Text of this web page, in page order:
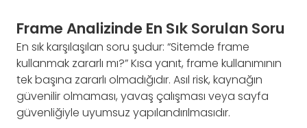
Frame Analizinde En Sık Sorulan Soru
En sık karşılaşılan soru şudur: “Sitemde frame
kullanmak zararlı mı?” Kısa yanıt, frame kullanımının
tek başına zararlı olmadığıdır. Asıl risk, kaynağın
güvenilir olmaması, yavaş çalışması veya sayfa
güvenliğiyle uyumsuz yapılandırılmasıdır.